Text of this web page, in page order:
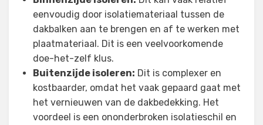
eenvoudig door isolatiemateriaal tussen de
dakbalken aan te brengen en af te werken met
plaatmateriaal. Dit is een veelvoorkomende
doe-het-zelf klus.
Buitenzijde isoleren: Dit is complexer en
kostbaarder, omdat het vaak gepaard gaat met
het vernieuwen van de dakbedekking. Het
voordeel is een ononderbroken isolatieschil en